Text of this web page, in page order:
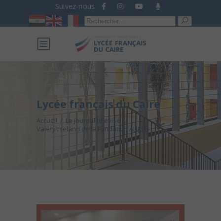
Suivez-nous
Recherche
pour :
Lycée français du Caire
Accueil / Le journal télévisé
/
Valery Freland de la Fondation ALIPH